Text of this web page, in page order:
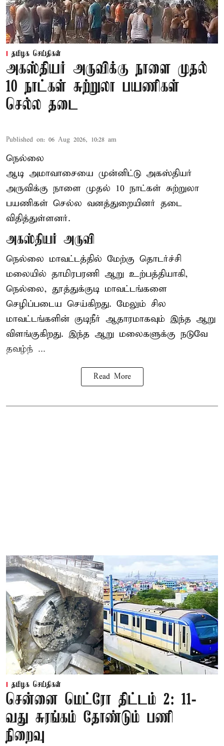
தமிழக செய்திகள்
அகஸ்தியர் அருவிக்கு நாளை முதல்
10 நாட்கள் சுற்றுலா பயணிகள்
செல்ல தடை
Published on: 06 Aug 2026, 10:28 am
நெல்லை
ஆடி அமாவாசையை முன்னிட்டு அகஸ்தியர்
அருவிக்கு நாளை முதல் 10 நாட்கள் சுற்றுலா
பயணிகள் செல்ல வனத்துறையினர் தடை
விதித்துள்ளனர்.
அகஸ்தியர் அருவி
நெல்லை மாவட்டத்தில் மேற்கு தொடர்ச்சி
மலையில் தாமிரபரணி ஆறு உற்பத்தியாகி,
நெல்லை, தூத்துக்குடி மாவட்டங்களை
செழிப்படைய செய்கிறது. மேலும் சில
மாவட்டங்களின் குடிநீர் ஆதாரமாகவும் இந்த ஆறு
விளங்குகிறது. இந்த ஆறு மலைகளுக்கு நடுவே
தவழ்ந் ...
Read More
தமிழக செய்திகள்
சென்னை மெட்ரோ திட்டம் 2: 11-
வது சுரங்கம் தோண்டும் பணி
நிறைவு